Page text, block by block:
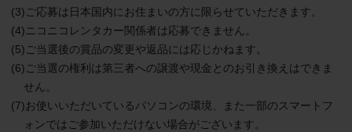
(3)ご応募は日本国内にお住まいの方に限らせていただきます。
(4)ニコニコレンタカー関係者は応募できません。
(5)ご当選後の賞品の変更や返品には応じかねます。
(6)ご当選の権利は第三者への譲渡や現金とのお引き換えはできま
せん。
(7)お使いいただいているパソコンの環境、また一部のスマートフ
ォンではご参加いただけない場合がございます。